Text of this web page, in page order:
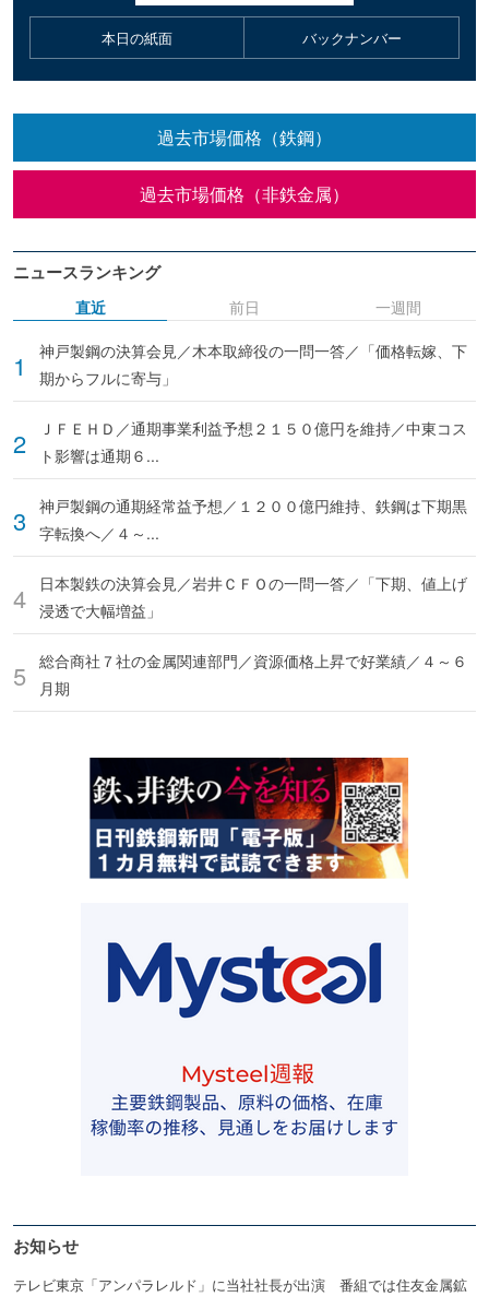
本日の紙面 バックナンバー
過去市場価格（鉄鋼）
過去市場価格（非鉄金属）
ニュースランキング
直近
神戸製鋼の決算会見／木本取締役の一問一答／「価格転嫁、下
期からフルに寄与」
ＪＦＥＨＤ／通期事業利益予想２１５０億円を維持／中東コス
ト影響は通期６...
神戸製鋼の通期経常益予想／１２００億円維持、鉄鋼は下期黒
字転換へ／４～...
日本製鉄の決算会見／岩井ＣＦＯの一問一答／「下期、値上げ
浸透で大幅増益」
総合商社７社の金属関連部門／資源価格上昇で好業績／４～６
月期
前日 一週間
お知らせ
テレビ東京「アンパラレルド」に当社社長が出演 番組では住友金属鉱